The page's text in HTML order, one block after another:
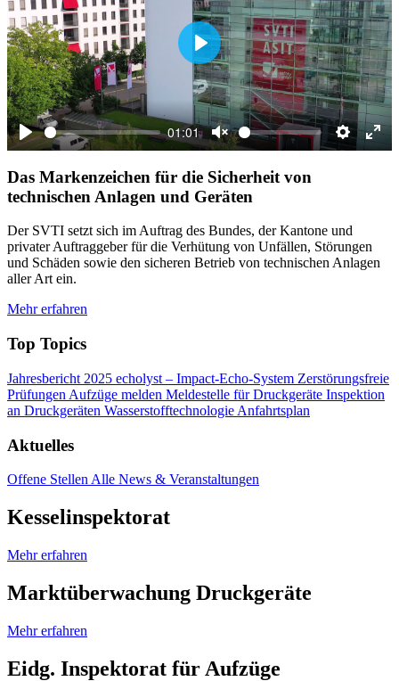
Play
01:01
Unmute Settings
Play
Das Markenzeichen für die Sicherheit von
technischen Anlagen und Geräten
Der SVTI setzt sich im Auftrag des Bundes, der Kantone und
privater Auftraggeber für die Verhütung von Unfällen, Störungen
und Schäden sowie den sicheren Betrieb von technischen Anlagen
aller Art ein.
Mehr erfahren
Top Topics
Jahresbericht 2025 echolyst – Impact-Echo-System Zerstörungsfreie
Prüfungen Aufzüge melden Meldestelle für Druckgeräte Inspektion
an Druckgeräten Wasserstofftechnologie Anfahrtsplan
Aktuelles
Offene Stellen Alle News & Veranstaltungen
Kesselinspektorat
Mehr erfahren
Marktüberwachung Druckgeräte
Mehr erfahren
Eidg. Inspektorat für Aufzüge